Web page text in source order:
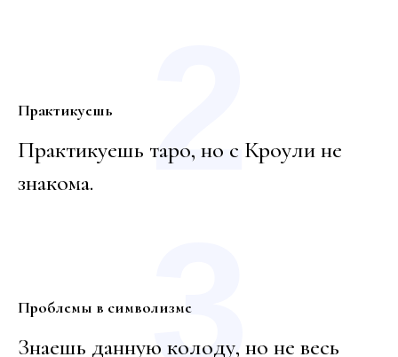
Практикуешь
Практикуешь таро, но с Кроули не
знакома.
2
Проблемы в символизме
Знаешь данную колоду, но не весь
3